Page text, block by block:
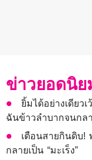
ข่าวยอดนิ
ยิ้มได้อย่างเดียว
ฉันข้าวลำบากจนกล
เตือนสายกินดิบ!
กลายเป็น “มะเร็ง”